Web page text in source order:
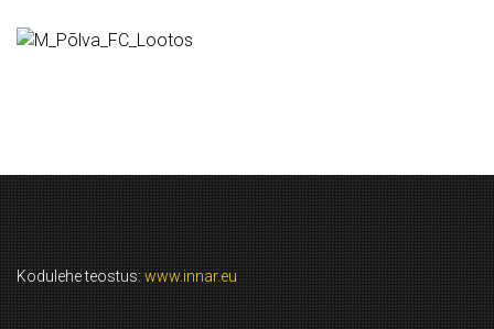
Kodulehe teostus: www.innar.eu